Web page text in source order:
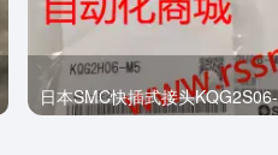
全
日本SMC快插式接头